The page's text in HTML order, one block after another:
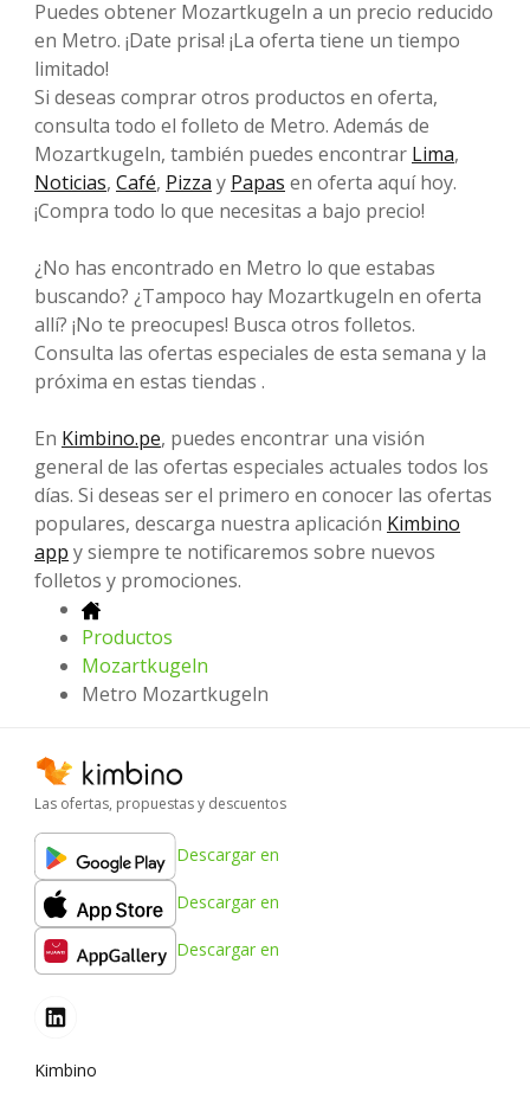
Puedes obtener Mozartkugeln a un precio reducido
en Metro. ¡Date prisa! ¡La oferta tiene un tiempo
limitado!
Si deseas comprar otros productos en oferta,
consulta todo el folleto de Metro. Además de
Mozartkugeln, también puedes encontrar Lima,
Noticias, Café, Pizza y Papas en oferta aquí hoy.
¡Compra todo lo que necesitas a bajo precio!
¿No has encontrado en Metro lo que estabas
buscando? ¿Tampoco hay Mozartkugeln en oferta
allí? ¡No te preocupes! Busca otros folletos.
Consulta las ofertas especiales de esta semana y la
próxima en estas tiendas .
En Kimbino.pe, puedes encontrar una visión
general de las ofertas especiales actuales todos los
días. Si deseas ser el primero en conocer las ofertas
populares, descarga nuestra aplicación Kimbino
app y siempre te notificaremos sobre nuevos
folletos y promociones.
Productos
Mozartkugeln
Metro Mozartkugeln
Las ofertas, propuestas y descuentos
Descargar en
Descargar en
Descargar en
Kimbino